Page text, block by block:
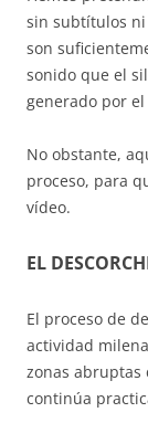
sin subtítulos ni
son
sonido que el
generado por
No obstante,
proceso, para
vídeo.
EL
El proceso de
actividad
zonas abruptas
continúa